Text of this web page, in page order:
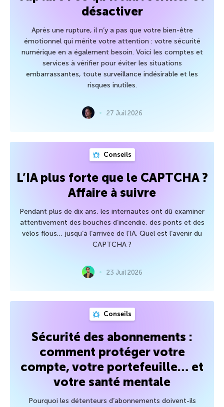
désactiver
Après une rupture, il n’y a pas que votre bien-être
émotionnel qui mérite votre attention : votre sécurité
numérique en a également besoin. Voici les comptes et
services à vérifier pour éviter les situations
embarrassantes, toute surveillance indésirable et les
risques inutiles.
27 Juil 2026
Conseils
L’IA plus forte que le CAPTCHA ?
Affaire à suivre
Pendant plus de dix ans, les internautes ont dû examiner
attentivement des bouches d’incendie, des ponts et des
vélos flous… jusqu’à l’arrivée de l’IA. Quel est l’avenir du
CAPTCHA ?
23 Juil 2026
Conseils
Sécurité des abonnements :
comment protéger votre
compte, votre portefeuille… et
votre santé mentale
Pourquoi les détenteurs d’abonnements doivent-ils